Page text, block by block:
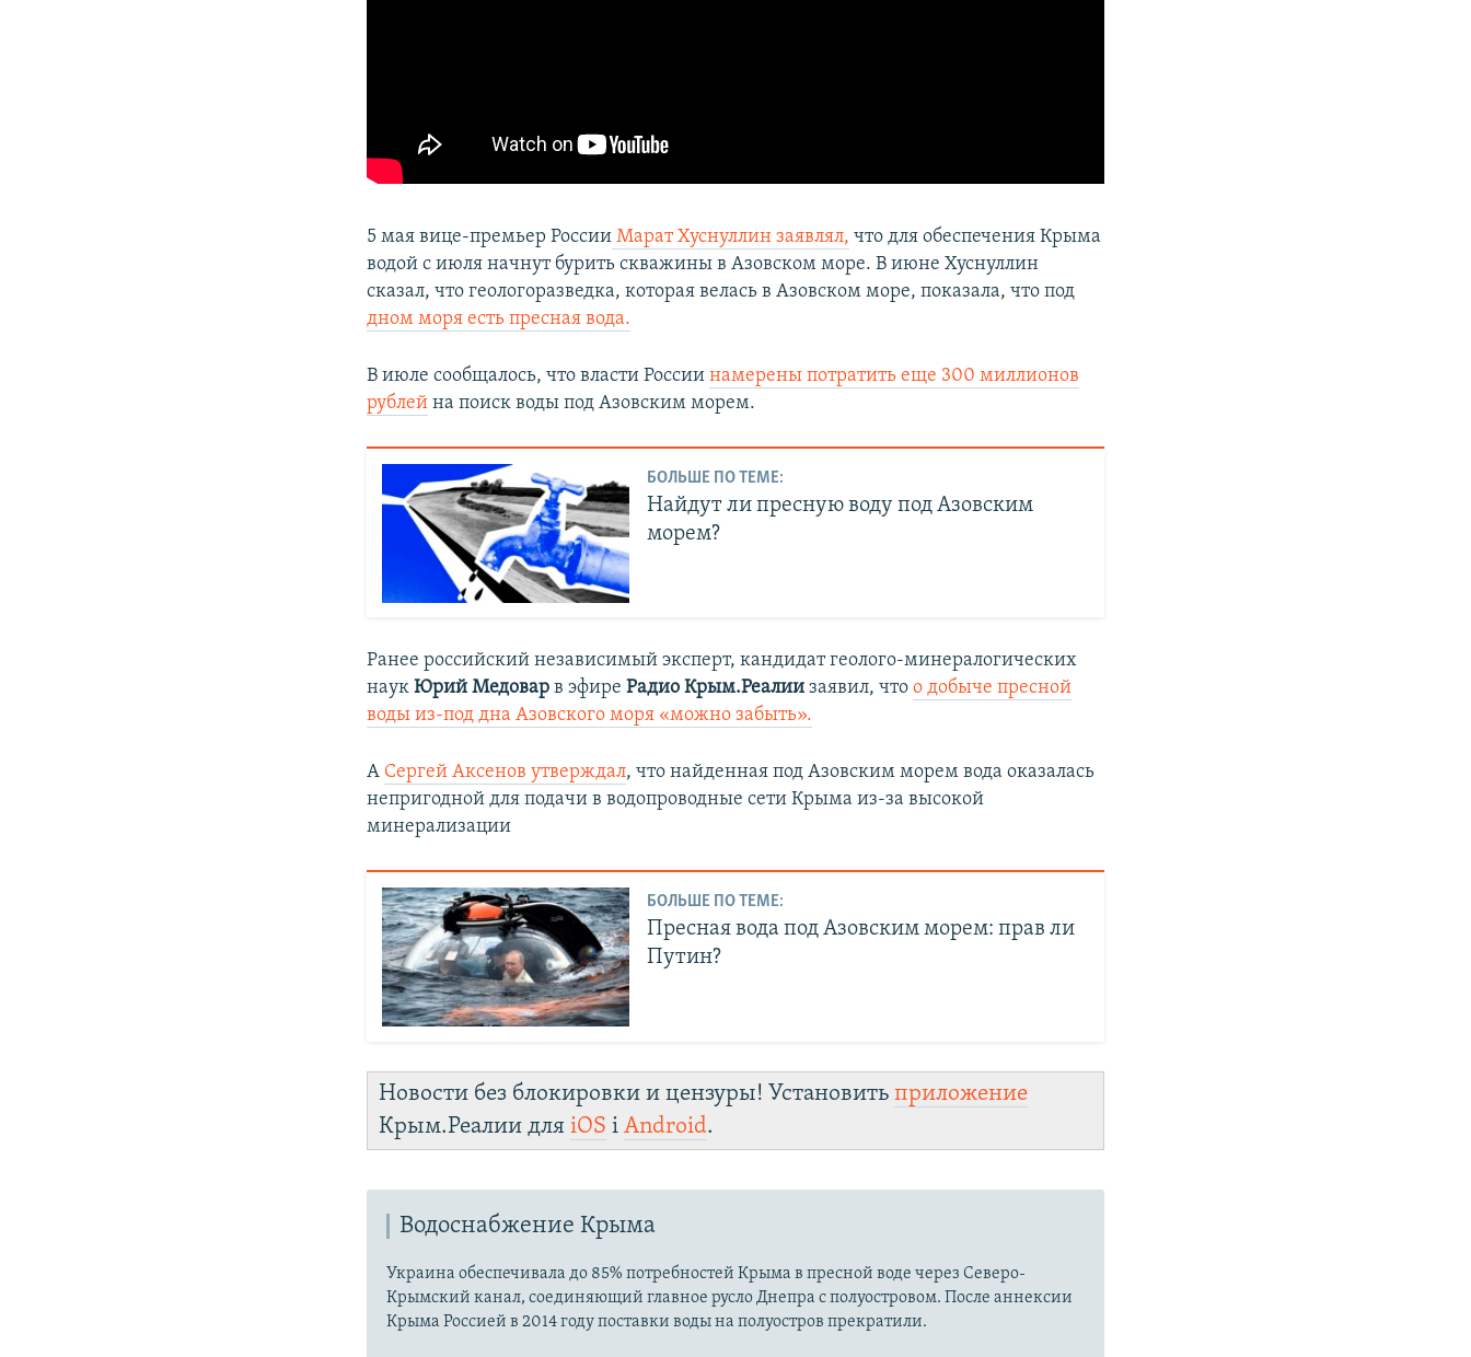
5 мая вице-премьер России Марат Хуснуллин заявлял, что для обеспечения Крыма
водой с июля начнут бурить скважины в Азовском море. В июне Хуснуллин
сказал, что геологоразведка, которая велась в Азовском море, показала, что под
дном моря есть пресная вода.
В июле сообщалось, что власти Россиинамерены потратить еще 300 миллионов
рублей на поиск воды под Азовским морем.
БОЛЬШЕ ПО ТЕМЕ:
Найдут ли пресную воду под Азовским
морем?
Ранее российский независимый эксперт, кандидат геолого-минералогических
наукЮрий Медовар в эфиреРадио Крым.Реалиизаявил, чтоо добыче пресной
воды из-под дна Азовского моря «можно забыть».
А Сергей Аксенов утверждал, что найденная под Азовским морем вода оказалась
непригодной для подачи в водопроводные сети Крыма из-за высокой
минерализации
БОЛЬШЕ ПО ТЕМЕ:
Пресная вода под Азовским морем: прав ли
Путин?
Новости без блокировки и цензуры! Установитьприложение
Крым.Реалии дляiOS іAndroid.
Водоснабжение Крыма
Украина обеспечивала до 85% потребностей Крыма в пресной воде через Северо-
Крымский канал, соединяющий главное русло Днепра с полуостровом. После аннексии
Крыма Россией в 2014 году поставки воды на полуостров прекратили.